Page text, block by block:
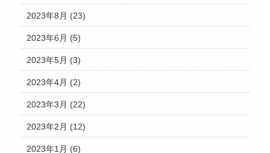
2023年8月 (23)
2023年6月 (5)
2023年5月 (3)
2023年4月 (2)
2023年3月 (22)
2023年2月 (12)
2023年1月 (6)